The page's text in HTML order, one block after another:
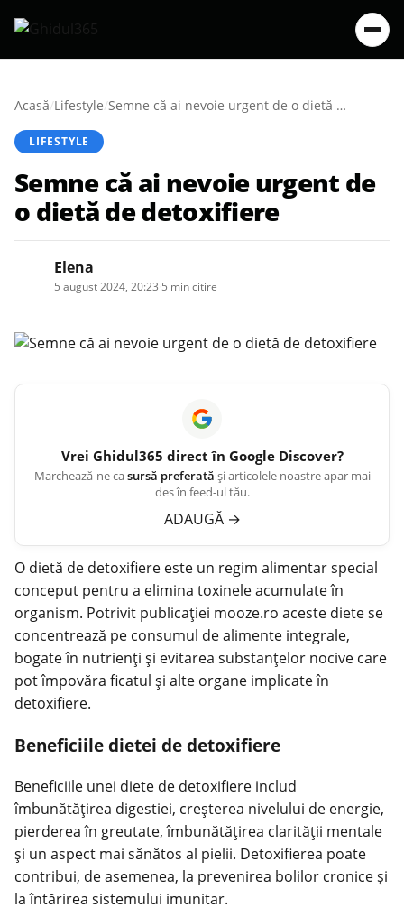
Acasă/Lifestyle/ Semne că ai nevoie urgent de o dietă de detoxifiere
LIFESTYLE
Semne că ai nevoie urgent de
o dietă de detoxifiere
Elena
5 august 2024, 20:23 5 min citire
Vrei Ghidul365 direct în Google Discover?
Marchează-ne casursă preferată și articolele noastre apar mai
des în feed-ul tău.
ADAUGĂ →
O dietă de detoxifiere este un regim alimentar special
conceput pentru a elimina toxinele acumulate în
organism. Potrivit publicației mooze.ro aceste diete se
concentrează pe consumul de alimente integrale,
bogate în nutrienți și evitarea substanțelor nocive care
pot împovăra ficatul și alte organe implicate în
detoxifiere.
Beneficiile dietei de detoxifiere
Beneficiile unei diete de detoxifiere includ
îmbunătățirea digestiei, creșterea nivelului de energie,
pierderea în greutate, îmbunătățirea clarității mentale
și un aspect mai sănătos al pielii. Detoxifierea poate
contribui, de asemenea, la prevenirea bolilor cronice și
la întărirea sistemului imunitar.